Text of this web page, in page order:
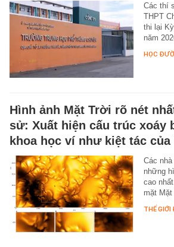
Các thí
THPT
thi lại
năm
HỌC
Hình ảnh Mặt Trời rõ nét
sử: Xuất hiện cấu trúc xoáy
khoa học ví như kiệt tác của
Các
những
cao
mặt
THẾ GIỚI